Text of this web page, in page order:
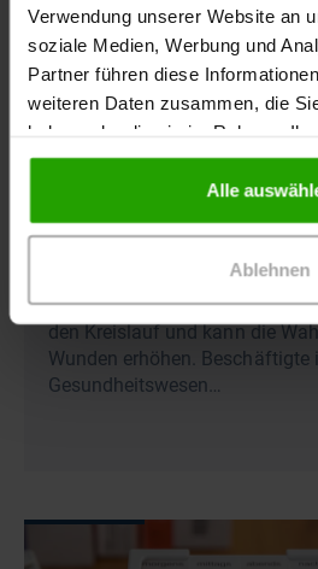
Verwendung unserer Website an
soziale Medien, Werbung und
Partner führen diese
weiteren Daten zusammen, die
haben oder die sie im Rahmen
gesammelt haben.
Alle
Ablehnen
Patienten / Angehörige
Hitze beeinflusst den
den Kreislauf und kann die
Wunden erhöhen. Beschäftigte
Gesundheitswesen…